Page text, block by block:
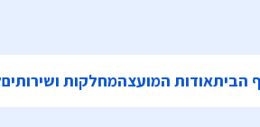
הביתאודות המועצהמחלקות ושירותים